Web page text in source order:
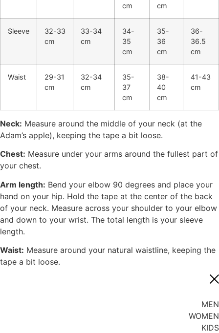
cm
cm
Sleeve
32-33
cm
33-34
cm
34-
35
cm
35-
36
cm
36-
36.5
cm
Waist
29-31
cm
32-34
cm
35-
37
cm
38-
40
cm
41-43
cm
Neck: Measure around the middle of your neck (at the
Adam’s apple), keeping the tape a bit loose.
Chest: Measure under your arms around the fullest part of
your chest.
Arm length: Bend your elbow 90 degrees and place your
hand on your hip. Hold the tape at the center of the back
of your neck. Measure across your shoulder to your elbow
and down to your wrist. The total length is your sleeve
length.
Waist: Measure around your natural waistline, keeping the
tape a bit loose.
MEN
WOMEN
KIDS